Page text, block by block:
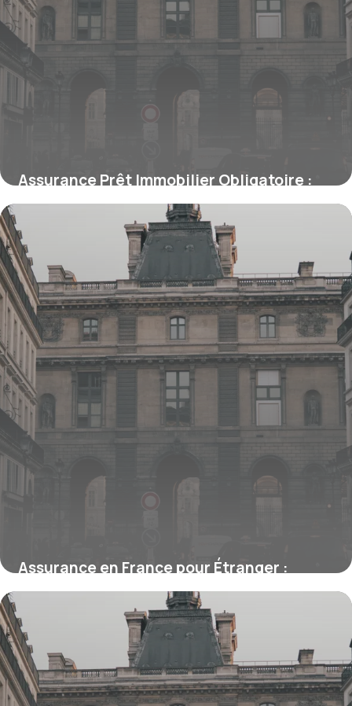
Assurance Prêt Immobilier Obligatoire :
Ce Qu’il Faut Savoir
15 juin 2026
Assurance en France pour Étranger :
Obligations et Démarches
15 juin 2026